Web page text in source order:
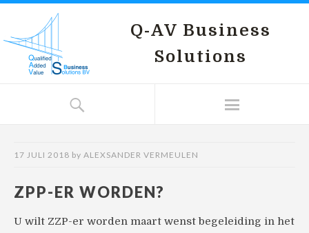
Q-AV Business
Solutions
17 JULI 2018 by ALEXSANDER VERMEULEN
ZPP-ER WORDEN?
U wilt ZZP-er worden maart wenst begeleiding in het